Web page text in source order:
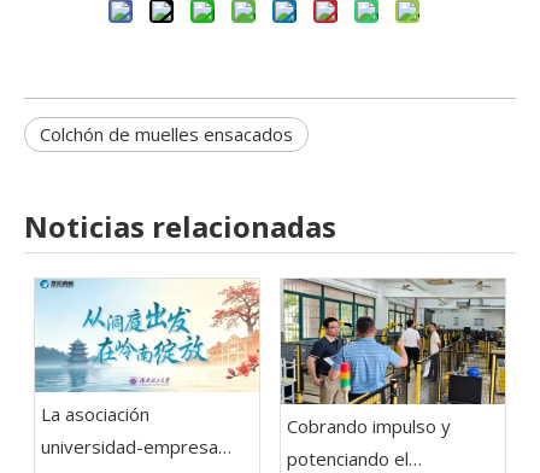
Colchón de muelles ensacados
Noticias relacionadas
La asociación
universidad-empresa
Cobrando impulso y
potenciando el